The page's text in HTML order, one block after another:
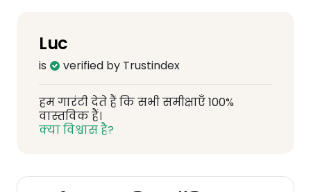
Luc
is verified by Trustindex
हम गारंटी देते हैं कि सभी समीक्षाएँ 100%
वास्तविक हैं।
क्या विश्वास है?